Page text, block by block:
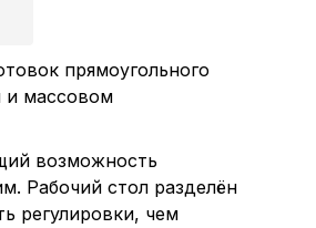
прямоугольного
и массовом
возможность
Рабочий стол разделён
регулировки, чем